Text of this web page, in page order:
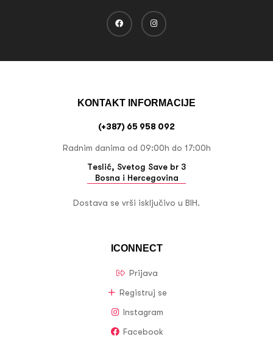
ICONNECT
Prijava
Registruj se
Instagram
Facebook
KONTAKT INFORMACIJE
(+387) 65 958 092
Radnim danima od 09:00h do 17:00h
Teslić, Svetog Save br 3
Bosna i Hercegovina
Dostava se vrši isključivo u BIH.